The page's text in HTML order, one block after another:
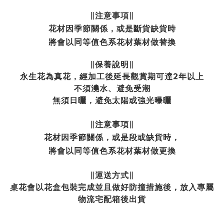
∥注意事項∥
花材因季節關係，或是斷貨缺貨時
將會以同等值色系花材葉材做替換
∥保養說明∥
永生花為真花，經加工後延長觀賞期可達2年以上
不須澆水、避免受潮
無須日曬，避免太陽或強光曝曬
∥注意事項∥
花材因季節關係 ，或是段或缺貨時 ，
將會以同等值色系花材葉材做更換
∥運送方式∥
桌花會以花盒包裝完成並且做好防撞措施後，放入專屬
物流宅配箱後出貨